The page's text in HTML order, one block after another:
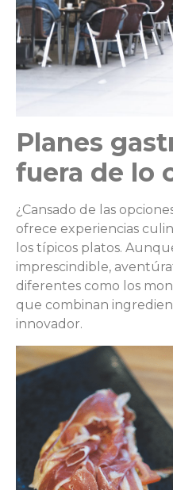
Planes
fuera de lo
¿Cansado de las
ofrece experiencias
los típicos platos.
imprescindible,
diferentes como los
que combinan
innovador.